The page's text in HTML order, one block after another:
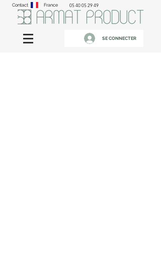
Contact France 05 40 05 29 49
SE CONNECTER